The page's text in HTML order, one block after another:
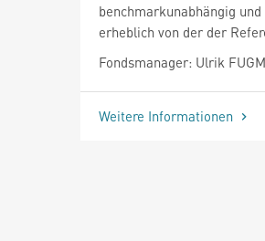
benchmarkunabhängig
erheblich von der der
Fondsmanager: Ulrik
Weitere Informationen